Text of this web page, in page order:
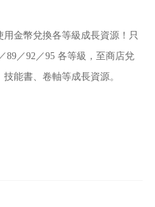
金幣兌換各等級成長資源！只
89／92／95 各等級，至商店兌
能書、卷軸等成長資源。